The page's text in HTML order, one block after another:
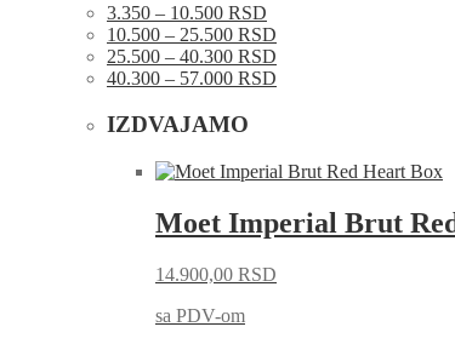
3.350 – 10.500 RSD
10.500 – 25.500 RSD
25.500 – 40.300 RSD
40.300 – 57.000 RSD
IZDVAJAMO
Moet Imperial Brut
14.900,00 RSD
sa PDV-om